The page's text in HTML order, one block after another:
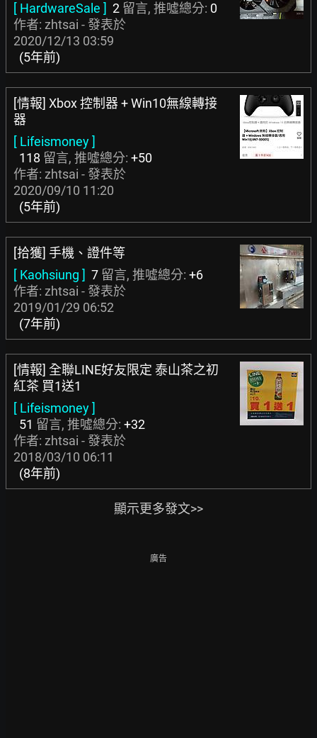
[ HardwareSale ] 2 留言, 推噓總分: 0
作者: zhtsai - 發表於
2020/12/13 03:59
(5年前)
[情報] Xbox 控制器 + Win10無線轉接
器
[ Lifeismoney ]
118 留言, 推噓總分: +50
作者: zhtsai - 發表於
2020/09/10 11:20
(5年前)
[拾獲] 手機、證件等
[ Kaohsiung ] 7 留言, 推噓總分: +6
作者: zhtsai - 發表於
2019/01/29 06:52
(7年前)
[情報] 全聯LINE好友限定 泰山茶之初
紅茶 買1送1
[ Lifeismoney ]
51 留言, 推噓總分: +32
作者: zhtsai - 發表於
2018/03/10 06:11
(8年前)
顯示更多發文>>
廣告